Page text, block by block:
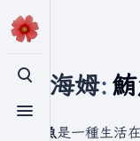
切換搜尋
切換選單
瓦爾海姆:
鮪魚是一種生活在